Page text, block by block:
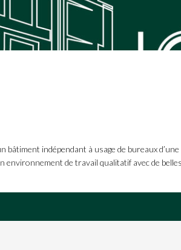
indépendant à usage de bureaux
de travail qualitatif avec de